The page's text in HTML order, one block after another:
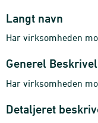
Langt navn
Har virksomheden
Generel
Har virksomheden
Detaljeret